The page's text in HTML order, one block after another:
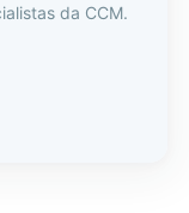
da CCM.